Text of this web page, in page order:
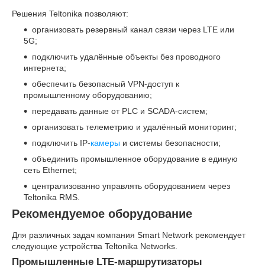
Решения Teltonika позволяют:
организовать резервный канал связи через LTE или
5G;
подключить удалённые объекты без проводного
интернета;
обеспечить безопасный VPN-доступ к
промышленному оборудованию;
передавать данные от PLC и SCADA-систем;
организовать телеметрию и удалённый мониторинг;
подключить IP-камеры и системы безопасности;
объединить промышленное оборудование в единую
сеть Ethernet;
централизованно управлять оборудованием через
Teltonika RMS.
Рекомендуемое оборудование
Для различных задач компания Smart Network рекомендует
следующие устройства Teltonika Networks.
Промышленные LTE-маршрутизаторы